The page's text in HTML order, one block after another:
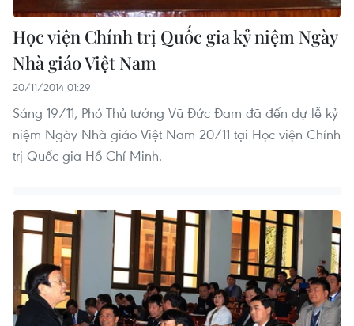
Học viện Chính trị Quốc gia kỷ niệm Ngày
Nhà giáo Việt Nam
20/11/2014 01:29
Sáng 19/11, Phó Thủ tướng Vũ Đức Đam đã đến dự lễ kỷ
niệm Ngày Nhà giáo Việt Nam 20/11 tại Học viện Chính
trị Quốc gia Hồ Chí Minh.